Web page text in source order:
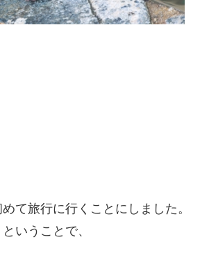
て旅行に行くことにしました。
いうことで、